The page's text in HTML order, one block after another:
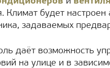
Климат будет настроен
задаваемых
даёт возможность
на улице и в